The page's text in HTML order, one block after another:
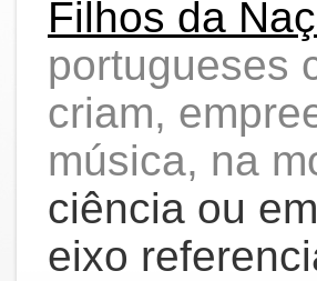
Filhos da
portugueses
criam,
música, na
ciência ou
eixo